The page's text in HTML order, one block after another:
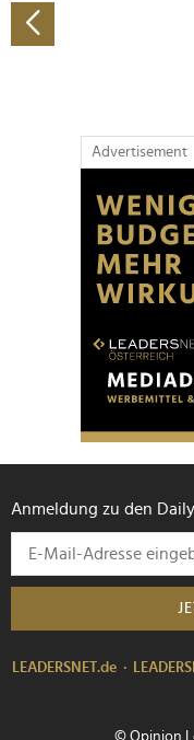
haben oder die sie
gesammelt haben.
Advertisement
Anmeldung zu den
LEADERSNET.de